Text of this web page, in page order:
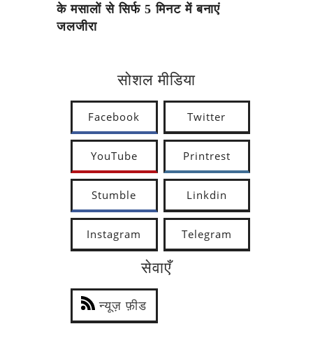
के मसालों से सिर्फ 5 मिनट में बनाएं
जलजीरा
सोशल मीडिया
Facebook Twitter
YouTube Printrest
Stumble Linkdin
Instagram Telegram
सेवाएँ
न्यूज़ फ़ीड